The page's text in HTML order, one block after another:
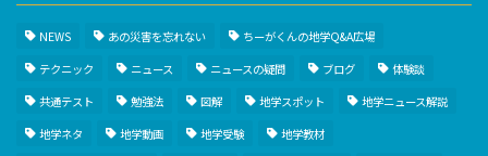
NEWS あの災害を忘れない
ちーがくんの地学Q&A広場
テクニック
ニュース ニュースの疑問 ブログ
体験談
共通テスト
勉強法 図解 地学スポット
地学ニュース解説
地学ネタ
地学動画 地学受験
地学教材